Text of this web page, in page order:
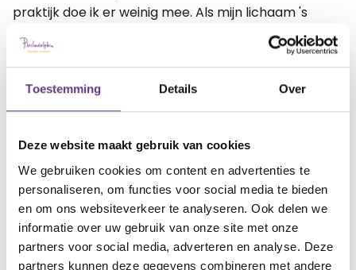
Toestemming Details Over
Deze website maakt gebruik van cookies
We gebruiken cookies om content en advertenties te
personaliseren, om functies voor social media te bieden
en om ons websiteverkeer te analyseren. Ook delen we
informatie over uw gebruik van onze site met onze
partners voor social media, adverteren en analyse. Deze
partners kunnen deze gegevens combineren met andere
praktijk doe ik er weinig mee. Als mijn lichaam 's
avonds pijn doet, denk ik: dat had ook anders gekund,
je hebt weer de hele dag de benen uit je lijf gerend.
een kopje thee op de bank zitten, de tijd nemen om
(dat is zo lang geleden dat ik niet meer weet
wanneer ik geweest ben). Nu denk je waarschijnlijk:
dat zijn toch heel normale handelingen? Dat is zeker
zo, maar tijd voor deze dingen heb ik simpelweg bijna
niet. En dat voelt naar.